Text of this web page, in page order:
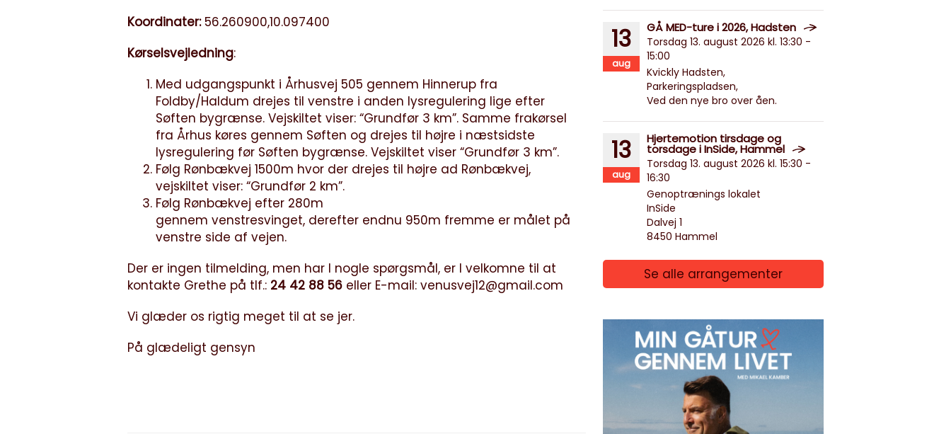
Koordinater: 56.260900,10.097400
Kørselsvejledning:
Med udgangspunkt i Århusvej 505 gennem Hinnerup fra
Foldby/Haldum drejes til venstre i anden lysregulering lige efter
Søften bygrænse. Vejskiltet viser: “Grundfør 3 km”. Samme frakørsel
fra Århus køres gennem Søften og drejes til højre i næstsidste
lysregulering før Søften bygrænse. Vejskiltet viser “Grundfør 3 km”.
Følg Rønbækvej 1500m hvor der drejes til højre ad Rønbækvej,
vejskiltet viser: “Grundfør 2 km”.
Følg Rønbækvej efter 280m
gennem venstresvinget, derefter endnu 950m fremme er målet på
venstre side af vejen.
Der er ingen tilmelding, men har I nogle spørgsmål, er I velkomne til at
kontakte Grethe på tlf.: 24 42 88 56 eller E-mail: venusvej12@gmail.com
Vi glæder os rigtig meget til at se jer.
På glædeligt gensyn
13
aug
GÅ MED-ture i 2026, Hadsten
Torsdag 13. august 2026 kl. 13:30 -
15:00
Kvickly Hadsten,
Parkeringspladsen,
Ved den nye bro over åen.
13
aug
Hjertemotion tirsdage og
torsdage i InSide, Hammel
Torsdag 13. august 2026 kl. 15:30 -
16:30
Genoptrænings lokalet
InSide
Dalvej 1
8450 Hammel
Se alle arrangementer